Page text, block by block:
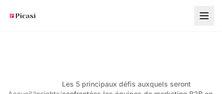
Les 5 principaux défis auxquels seront